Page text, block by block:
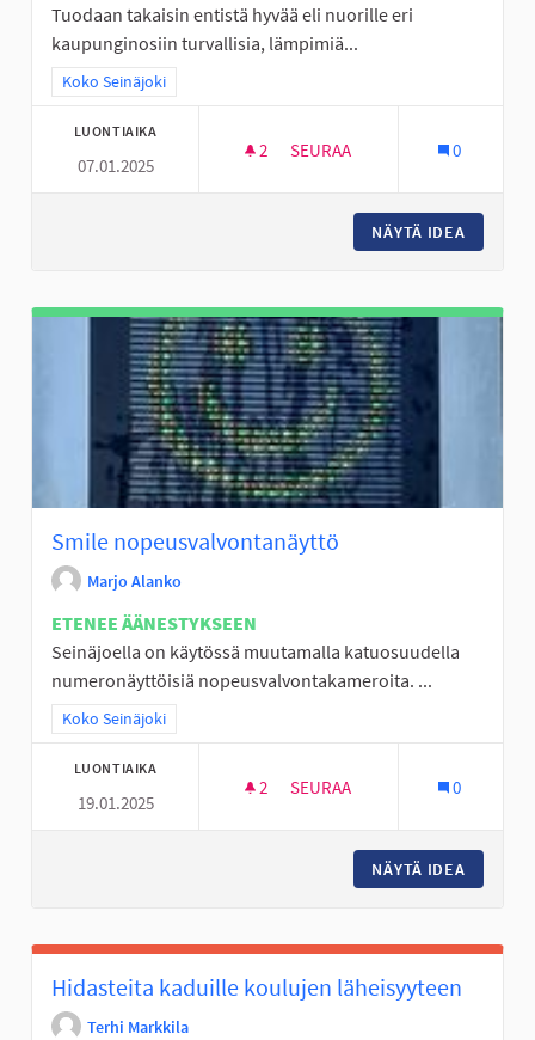
Tuodaan takaisin entistä hyvää eli nuorille eri
kaupunginosiin turvallisia, lämpimiä...
Rajaa tulokset teeman mukaan: Koko Seinäjoki
Koko Seinäjoki
LUONTIAIKA
07.01.2025
2 2 SEURAAJAA
SEURAA 0
NÄYTÄ IDEA
Smile nopeusvalvontanäyttö
Marjo Alanko
ETENEE ÄÄNESTYKSEEN
Seinäjoella on käytössä muutamalla katuosuudella
numeronäyttöisiä nopeusvalvontakameroita. ...
Rajaa tulokset teeman mukaan: Koko Seinäjoki
Koko Seinäjoki
LUONTIAIKA
19.01.2025
2 2 SEURAAJAA
SEURAA 0
NÄYTÄ IDEA
Hidasteita kaduille koulujen läheisyyteen
Terhi Markkila